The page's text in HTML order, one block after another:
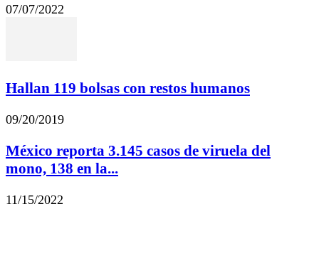
07/07/2022
Hallan 119 bolsas con restos humanos
09/20/2019
México reporta 3.145 casos de viruela del
mono, 138 en la...
11/15/2022